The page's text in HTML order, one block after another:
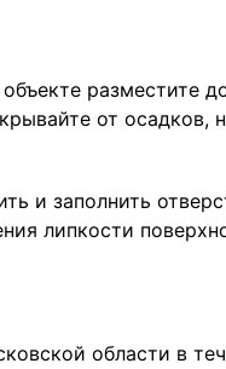
разместите
от осадков,
и заполнить
липкости
области в